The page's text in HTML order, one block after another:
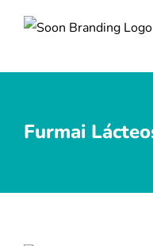
Furmai